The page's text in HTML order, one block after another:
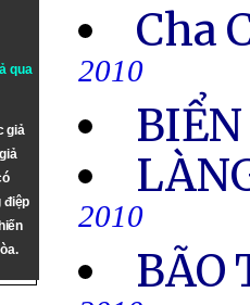
qua
giả
điệp
Cha
2010
2010
BÃO